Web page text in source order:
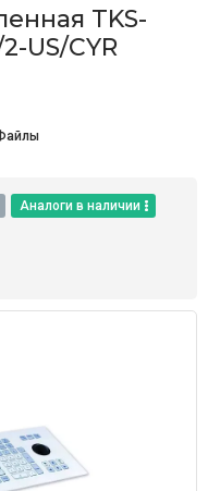
TKS-
US/CYR
Аналоги в наличии